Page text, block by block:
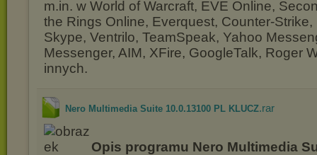
m.in. w World of Warcraft, EVE Online,
the Rings Online, Everquest, Counter-Strike,
Skype, Ventrilo, TeamSpeak, Yahoo
Messenger, AIM, XFire, GoogleTalk, Roger
innych.
Nero Multimedia Suite 10.0.13100 PL KLUCZ.rar
Opis programu Nero Multimedia